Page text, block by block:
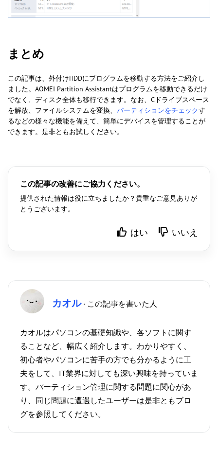
まとめ
この記事は、外付けHDDにプログラムを移動する方法をご紹介し
ました。AOMEI Partition Assistantはプログラムを移動できるだけ
でなく、ディスク全体も移行できます。なお、Cドライブスペース
を解放、ファイルシステムを変換、 パーティションをチェックす
るなどの様々な機能を備えて、簡単にデバイスを管理することが
できます。是非ともお試しください。
この記事の改善にご協力ください。
提供された情報は役に立ちましたか？貴重なご意見ありが
とうございます。
はい いいえ
カオル· この記事を書いた人
カオルはパソコンの基礎知識や、各ソフトに関す
ることなど、幅広く紹介します。わかりやすく、
初心者やパソコンに苦手の方でも分かるように工
夫をして、IT業界に対しても深い興味を持っていま
す。パーティション管理に関する問題に関心があ
り、同じ問題に遭遇したユーザーは是非ともブロ
グを参照してください。